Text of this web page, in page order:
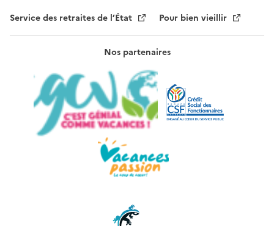
Service des retraites de l’État
Pour bien vieillir
Nos partenaires